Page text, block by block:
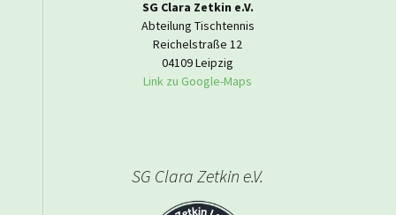
SG Clara Zetkin e.V.
Abteilung Tischtennis
Reichelstraße 12
04109 Leipzig
Link zu Google-Maps
SG Clara Zetkin e.V.